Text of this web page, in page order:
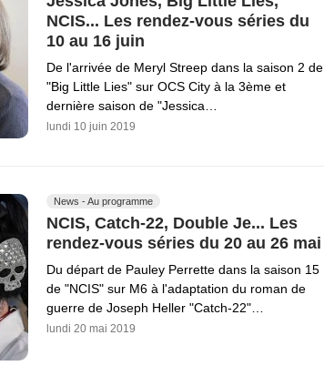
NCIS... Les rendez-vous séries du
10 au 16 juin
De l'arrivée de Meryl Streep dans la saison 2 de
"Big Little Lies" sur OCS City à la 3ème et
dernière saison de "Jessica…
lundi 10 juin 2019
News - Au programme
NCIS, Catch-22, Double Je... Les
rendez-vous séries du 20 au 26 mai
Du départ de Pauley Perrette dans la saison 15
de "NCIS" sur M6 à l'adaptation du roman de
guerre de Joseph Heller "Catch-22"…
lundi 20 mai 2019